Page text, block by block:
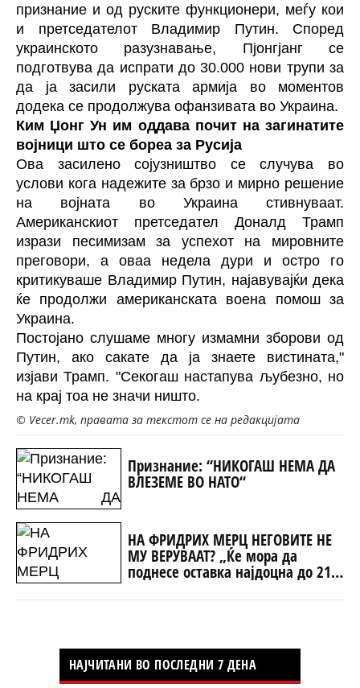
признание и од руските функционери, меѓу кои
и претседателот Владимир Путин. Според
украинското разузнавање, Пјонгјанг се
подготвува да испрати до 30.000 нови трупи за
да ја засили руската армија во моментов
додека се продолжува офанзивата во Украина.
Ким Џонг Ун им оддава почит на загинатите
војници што се бореа за Русија
Ова засилено сојузништво се случува во
услови кога надежите за брзо и мирно решение
на војната во Украина стивнуваат.
Американскиот претседател Доналд Трамп
изрази песимизам за успехот на мировните
преговори, а оваа недела дури и остро го
критикуваше Владимир Путин, најавувајќи дека
ќе продолжи американската воена помош за
Украина.
Постојано слушаме многу измамни зборови од
Путин, ако сакате да ја знаете вистината,"
изјави Трамп. "Секогаш настапува љубезно, но
на крај тоа не значи ништо.
© Vecer.mk, правата за текстот се на редакцијата
Признание: “НИКОГАШ НЕМА ДА
ВЛЕЗЕМЕ ВО НАТО“
НА ФРИДРИХ МЕРЦ НЕГОВИТЕ НЕ
МУ ВЕРУВААТ? „Ќе мора да
поднесе оставка најдоцна до 21
принуден да си замине“
НАЈЧИТАНИ ВО ПОСЛЕДНИ 7 ДЕНА